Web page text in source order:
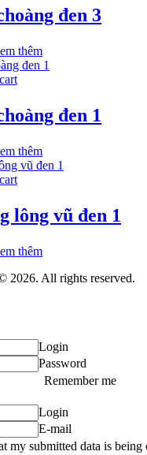
đen 3
thêm
đen 1
thêm
lông vũ đen 1
thêm
2026. All rights reserved.
Login
Password
Remember me
Login
E-mail
my submitted data is being